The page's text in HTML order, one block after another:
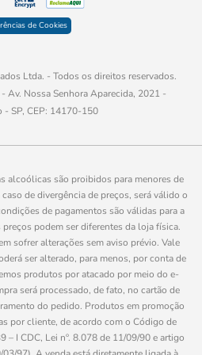
de Cookies
Ltda. - Todos os direitos reservados.
Av. Nossa Senhora Aparecida, 2021 -
- SP, CEP: 14170-150
alcoólicas são proibidos para menores de
de divergência de preços, será válido o
de pagamentos são válidas para a
podem ser diferentes da loja física.
sofrer alterações sem aviso prévio. Vale
ser alterado, para menos, por conta de
produtos por atacado por meio do e-
será processado, de fato, no cartão de
do pedido. Produtos em promoção
por cliente, de acordo com o Código de
– I CDC, Lei nº. 8.078 de 11/09/90 e artigo